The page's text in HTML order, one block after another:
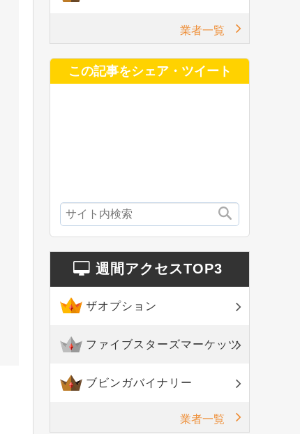
業者一覧
この記事をシェア・ツイート
週間アクセスTOP3
ザオプション
ファイブスターズマーケッツ
ブビンガバイナリー
業者一覧